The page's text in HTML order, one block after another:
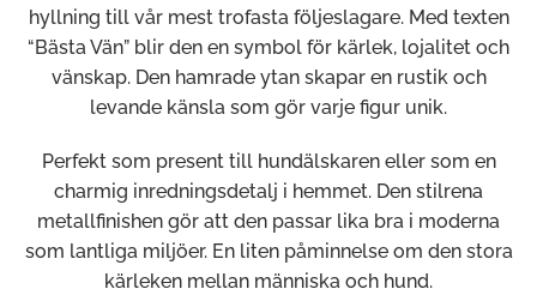
hyllning till vår mest trofasta följeslagare. Med texten
“Bästa Vän” blir den en symbol för kärlek, lojalitet och
vänskap. Den hamrade ytan skapar en rustik och
levande känsla som gör varje figur unik.
Perfekt som present till hundälskaren eller som en
charmig inredningsdetalj i hemmet. Den stilrena
metallfinishen gör att den passar lika bra i moderna
som lantliga miljöer. En liten påminnelse om den stora
kärleken mellan människa och hund.